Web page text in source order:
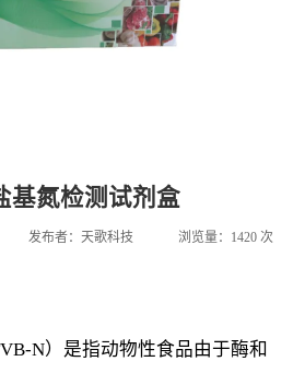
基氮检测试剂盒
发布者： 天歌科技 浏览量： 1420 次
N）是指动物性食品由于酶和